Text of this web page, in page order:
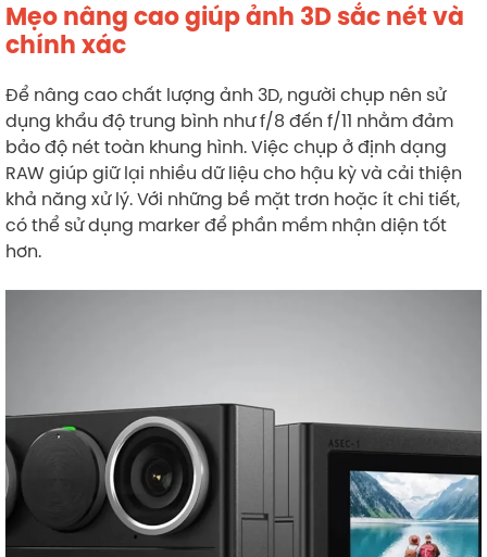
Mẹo nâng cao giúp ảnh 3D sắc nét và
chính xác
Để nâng cao chất lượng ảnh 3D, người chụp nên sử
dụng khẩu độ trung bình như f/8 đến f/11 nhằm đảm
bảo độ nét toàn khung hình. Việc chụp ở định dạng
RAW giúp giữ lại nhiều dữ liệu cho hậu kỳ và cải thiện
khả năng xử lý. Với những bề mặt trơn hoặc ít chi tiết,
có thể sử dụng marker để phần mềm nhận diện tốt
hơn.